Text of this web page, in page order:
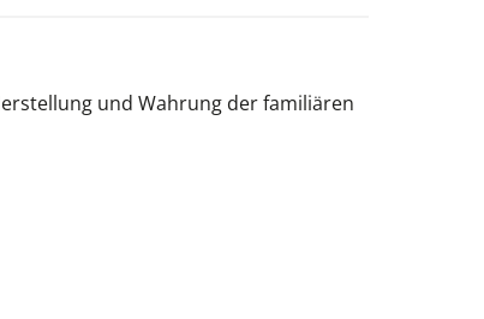
und Wahrung der familiären